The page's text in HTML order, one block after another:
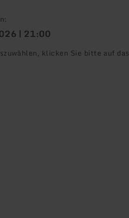
| 21:00
klicken Sie bitte auf das